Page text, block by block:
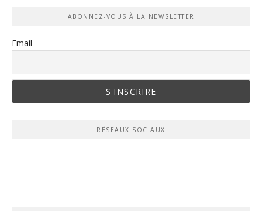
ABONNEZ-VOUS À LA NEWSLETTER
Email
RÉSEAUX SOCIAUX